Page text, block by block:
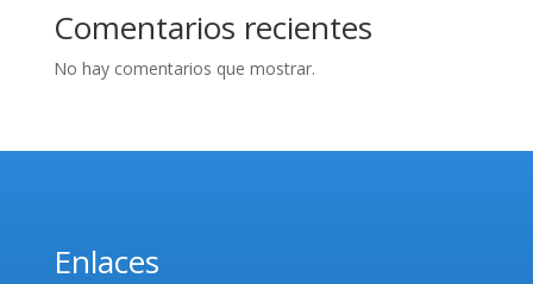
Comentarios recientes
No hay comentarios que mostrar.
Enlaces